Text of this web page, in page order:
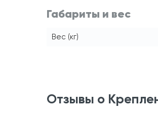
Габариты и вес
Вес (кг)
Отзывы о